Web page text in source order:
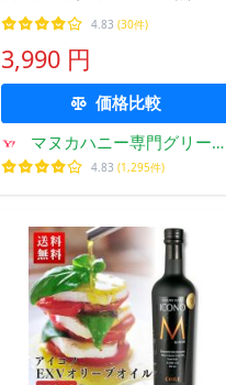
はちみつ プレミアム 送料無料
MGO261 非加熱 250g 腸活 喉
免疫 健康維持 食べやすい 爆買
4.83 (30件)
3,990 円
価格比較
マヌカハニー専門グリーン
ベイ公式店
4.83 (1,295件)